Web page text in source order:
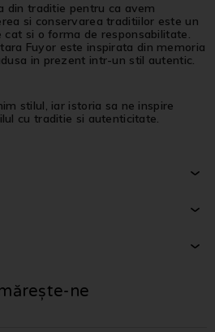
din traditie pentru ca avem
si conservarea traditiilor este un
cat si o forma de responsabilitate.
Fuyor este inspirata din memoria
in prezent intr-un stil autentic.
stilul, iar istoria sa ne inspire
cu traditie si autenticitate.
ne